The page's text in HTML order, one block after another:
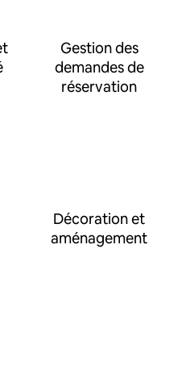
Gestion des
demandes de
réservation
Décoration et
aménagement